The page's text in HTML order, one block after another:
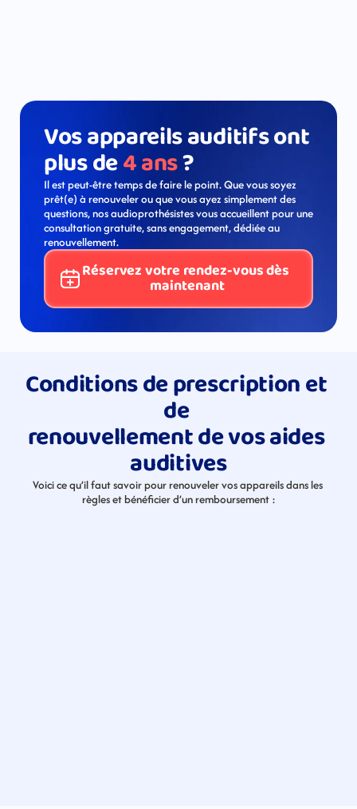
plus de 4 ans ?
Il est peut-être temps de faire le point. Que vous soyez
prêt(e) à renouveler ou que vous ayez simplement des
questions, nos audioprothésistes vous accueillent pour une
consultation gratuite, sans engagement, dédiée au
renouvellement.
Réservez votre rendez-vous dès
maintenant
Conditions de prescription et
de
renouvellement de vos aides
auditives
Voici ce qu’il faut savoir pour renouveler vos appareils dans les
règles et bénéficier d’un remboursement :